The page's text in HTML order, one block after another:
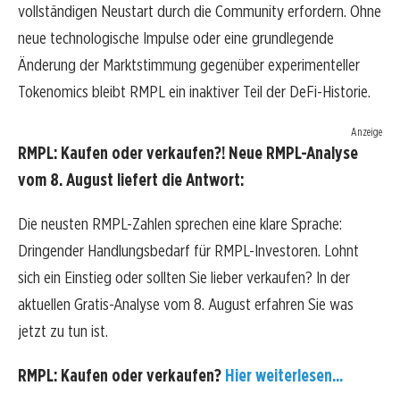
vollständigen Neustart durch die Community erfordern. Ohne
neue technologische Impulse oder eine grundlegende
Änderung der Marktstimmung gegenüber experimenteller
Tokenomics bleibt RMPL ein inaktiver Teil der DeFi-Historie.
Anzeige
RMPL: Kaufen oder verkaufen?! Neue RMPL-Analyse
vom 8. August liefert die Antwort:
Die neusten RMPL-Zahlen sprechen eine klare Sprache:
Dringender Handlungsbedarf für RMPL-Investoren. Lohnt
sich ein Einstieg oder sollten Sie lieber verkaufen? In der
aktuellen Gratis-Analyse vom 8. August erfahren Sie was
jetzt zu tun ist.
RMPL: Kaufen oder verkaufen? Hier weiterlesen...